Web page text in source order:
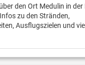
den Ort Medulin in
zu den Stränden,
Ausflugszielen und